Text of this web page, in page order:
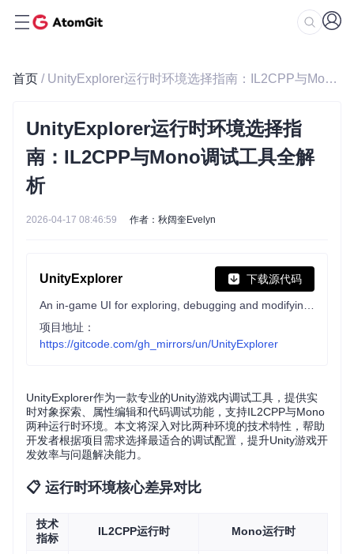
首页 / UnityExplorer运行时环境选择指南：IL2CPP与Mono调试工具全解析
UnityExplorer运行时环境选择指
南：IL2CPP与Mono调试工具全解
析
2026-04-17 08:46:59 作者：秋阔奎Evelyn
UnityExplorer 下载源代码
项目地址：
https://gitcode.com/gh_mirrors/un/UnityExplorer
UnityExplorer作为一款专业的Unity游戏内调试工具，提供实
时对象探索、属性编辑和代码调试功能，支持IL2CPP与Mono
两种运行时环境。本文将深入对比两种环境的技术特性，帮助
开发者根据项目需求选择最适合的调试配置，提升Unity游戏开
发效率与问题解决能力。
📋 运行时环境核心差异对比
技术
指标
IL2CPP运行时 Mono运行时